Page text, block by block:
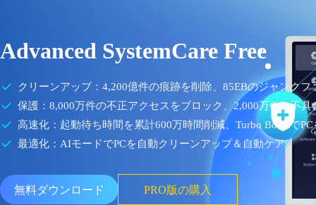
Advanced SystemCare Free
クリーンアップ：4,200億件の痕跡を削除、85EBのジャンク
保護：8,000万件の不正アクセスをブロック、2,000万件の不具
高速化：起動待ち時間を累計600万時間削減、Turbo Boostで
最適化：AIモードでPCを自動クリーンアップ＆自動ケア
無料ダウンロード PRO版の購入